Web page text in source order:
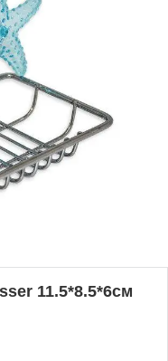
11.5*8.5*6см